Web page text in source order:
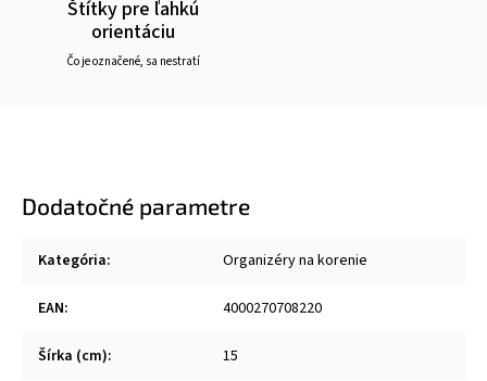
Štítky pre ľahkú
orientáciu
Čo je označené, sa nestratí
Dodatočné parametre
Kategória: Organizéry na korenie
EAN: 4000270708220
Šírka (cm): 15